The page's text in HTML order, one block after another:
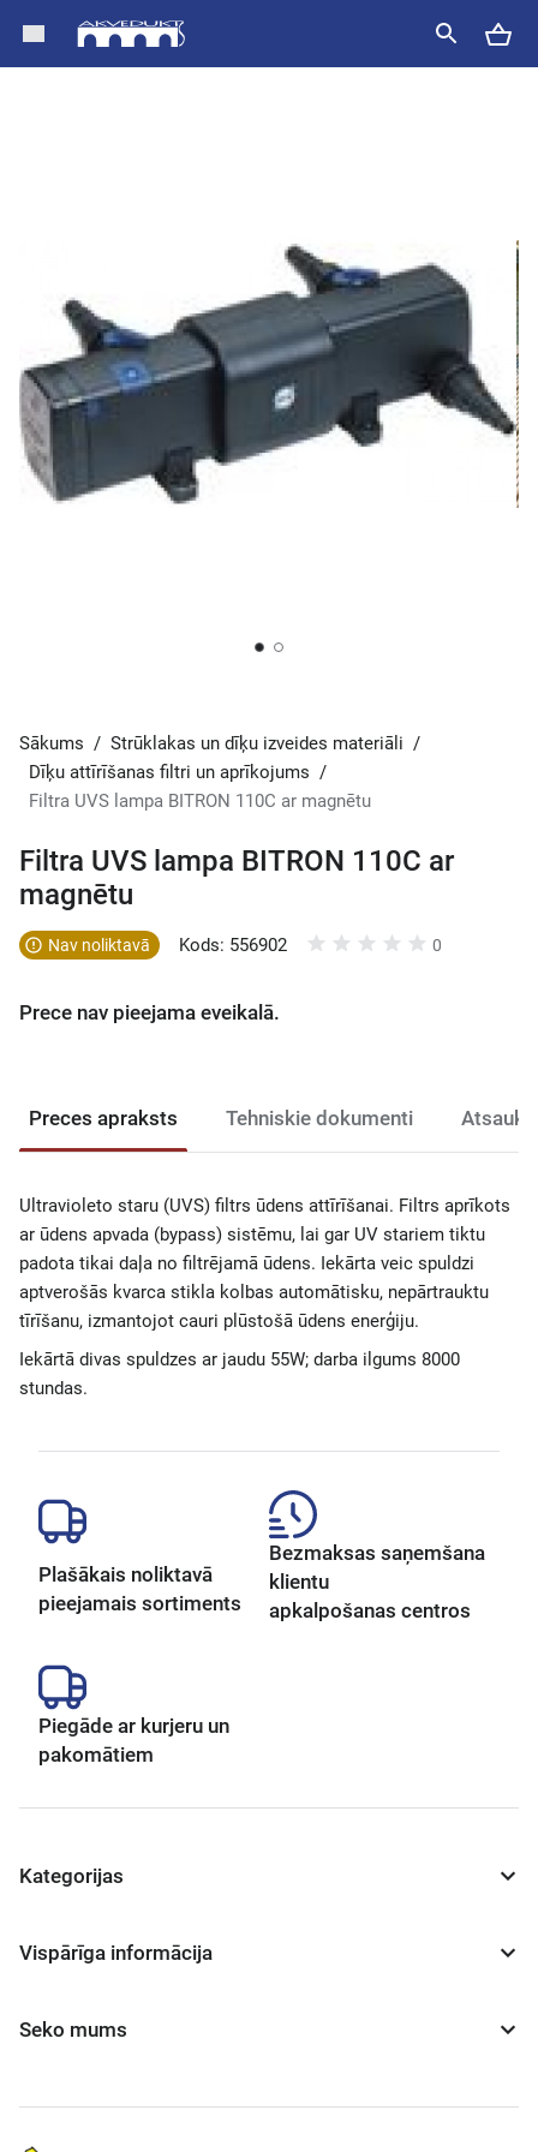
Sākums / Strūklakas un dīķu izveides materiāli /
Dīķu attīrīšanas filtri un aprīkojums /
Filtra UVS lampa BITRON 110C ar magnētu
Preces apraksts Tehniskie dokumenti
Ultravioleto staru (UVS) filtrs ūdens attīrīšanai. Filtrs aprīkots
ar ūdens apvada (bypass) sistēmu, lai gar UV stariem tiktu
padota tikai daļa no filtrējamā ūdens. Iekārta veic spuldzi
aptverošās kvarca stikla kolbas automātisku, nepārtrauktu
tīrīšanu, izmantojot cauri plūstošā ūdens enerģiju.
Iekārtā divas spuldzes ar jaudu 55W; darba ilgums 8000
stundas.
Filtra UVS lampa BITRON 110C ar
magnētu
Nav noliktavā Kods: 556902 0
Prece nav pieejama eveikalā.
Plašākais noliktavā
pieejamais sortiments
Bezmaksas saņemšana
klientu
apkalpošanas centros
Piegāde ar kurjeru un
pakomātiem
Kategorijas
Vispārīga informācija
Seko mums